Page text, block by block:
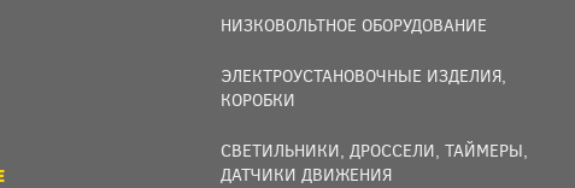
НИЗКОВОЛЬТНОЕ ОБОРУДОВАНИЕ
ЭЛЕКТРОУСТАНОВОЧНЫЕ ИЗДЕЛИЯ,
КОРОБКИ
СВЕТИЛЬНИКИ, ДРОССЕЛИ, ТАЙМЕРЫ,
ДАТЧИКИ ДВИЖЕНИЯ